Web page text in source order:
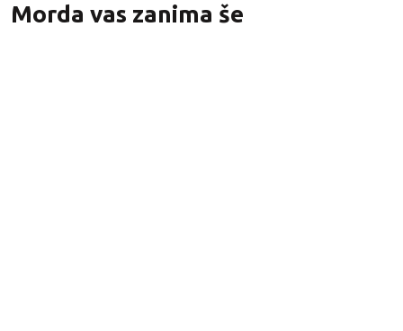
Morda vas zanima še